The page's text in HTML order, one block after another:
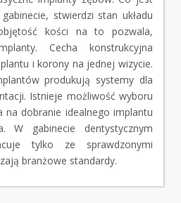
stwierdzi stan układu
kości na to pozwala,
Cecha konstrukcyjna
i korony na jednej wizycie.
produkują systemy dla
Istnieje możliwość wyboru
dobranie idealnego implantu
W gabinecie dentystycznym
tylko ze sprawdzonymi
branżowe standardy.